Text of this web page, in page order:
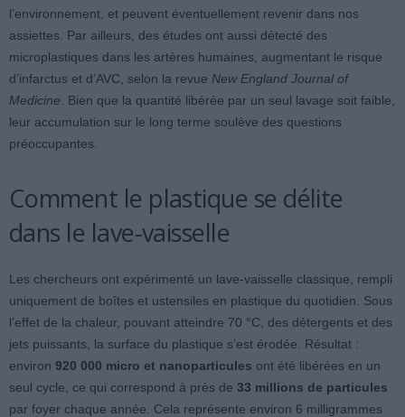
l’environnement, et peuvent éventuellement revenir dans nos
assiettes. Par ailleurs, des études ont aussi détecté des
microplastiques dans les artères humaines, augmentant le risque
d’infarctus et d’AVC, selon la revue New England Journal of
Medicine . Bien que la quantité libérée par un seul lavage soit faible,
leur accumulation sur le long terme soulève des questions
préoccupantes.
Comment le plastique se délite
dans le lave-vaisselle
Les chercheurs ont expérimenté un lave-vaisselle classique, rempli
uniquement de boîtes et ustensiles en plastique du quotidien. Sous
l’effet de la chaleur, pouvant atteindre 70 °C, des détergents et des
jets puissants, la surface du plastique s’est érodée. Résultat :
environ 920 000 micro et nanoparticules ont été libérées en un
seul cycle, ce qui correspond à près de 33 millions de particules
par foyer chaque année. Cela représente environ 6 milligrammes